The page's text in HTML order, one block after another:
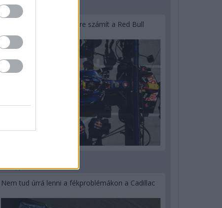
3 napja
Lassuló fejlesztési ütemre számít a Red Bull
Nem tud úrrá lenni a fékproblémákon a Cadillac